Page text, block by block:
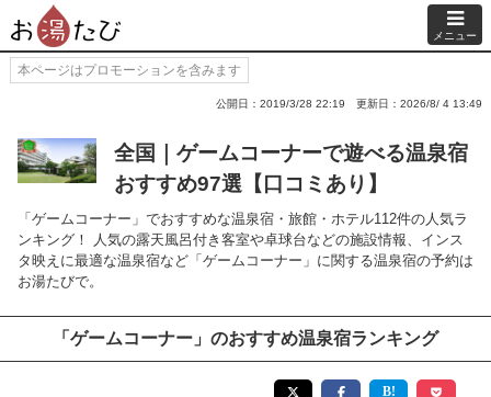
メニュー
本ページはプロモーションを含みます
公開日：2019/3/28 22:19 更新日：2026/8/ 4 13:49
全国｜ゲームコーナーで遊べる温泉宿
おすすめ97選【口コミあり】
「ゲームコーナー」でおすすめな温泉宿・旅館・ホテル112件の人気ラ
ンキング！ 人気の露天風呂付き客室や卓球台などの施設情報、インス
タ映えに最適な温泉宿など「ゲームコーナー」に関する温泉宿の予約は
お湯たびで。
「ゲームコーナー」のおすすめ温泉宿ランキング